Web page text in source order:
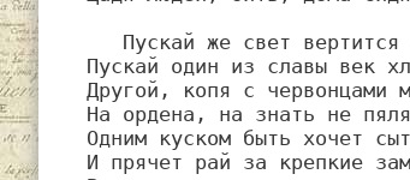
Пускай один из славы век
Другой, копя с червонцами
На ордена, на знать не
Одним куском быть хочет
И прячет рай за крепкие